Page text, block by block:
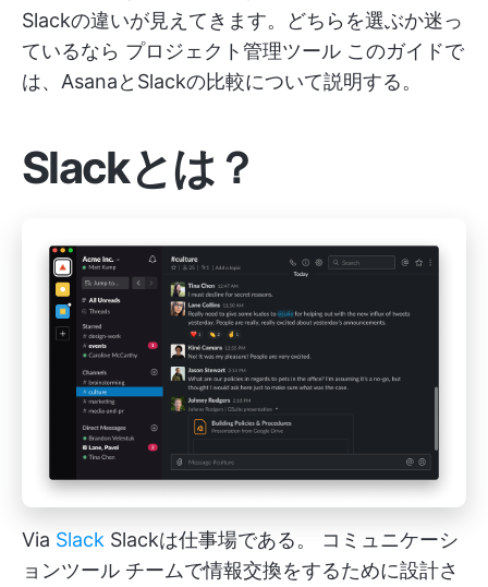
Slackの違いが見えてきます。どちらを選ぶか迷っ
ているなら プロジェクト管理ツール このガイドで
は、AsanaとSlackの比較について説明する。
Slackとは？
Via Slack Slackは仕事場である。 コミュニケーシ
ョンツール チームで情報交換をするために設計さ